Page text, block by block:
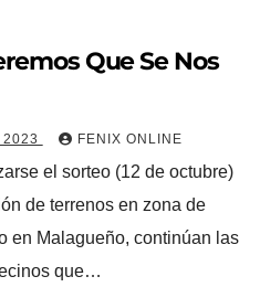
Que Se Nos
2023 FENIX ONLINE
el sorteo (12 de octubre)
de terrenos en zona de
en Malagueño, continúan las
que…